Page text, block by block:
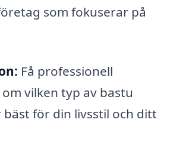
som fokuserar på
Få professionell
vilken typ av bastu
bäst för din livsstil och ditt